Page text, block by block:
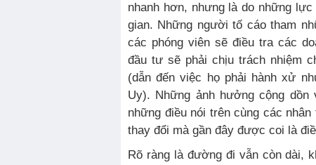
nhanh hơn, nhưng là do những
gian. Những người tố cáo tham
các phóng viên sẽ điều tra các
đầu tư sẽ phải chịu trách nhiệm
(dẫn đến việc họ phải hành xử
Uy). Những ảnh hưởng cộng
những điều nói trên cùng các
thay đổi mà gần đây được coi là
Rõ ràng là đường đi vẫn còn dài,